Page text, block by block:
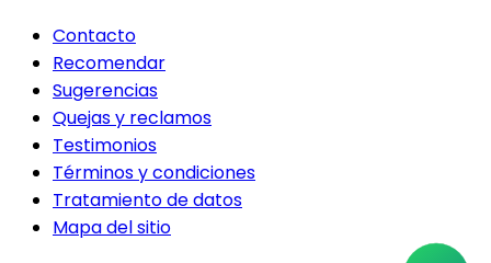
Contacto
Recomendar
Sugerencias
Quejas y reclamos
Testimonios
Términos y condiciones
Tratamiento de datos
Mapa del sitio